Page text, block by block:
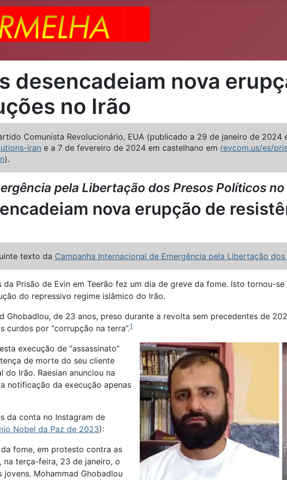
desencadeiam nova
no Irão
Comunista Revolucionário, EUA (publicado a 29 de janeiro de 2024
iran e a 7 de fevereiro de 2024 em castelhano em revcom.us/es/
).
pela Libertação dos Presos Políticos no
nova erupção de
texto da Campanha Internacional de Emergência pela Libertação
Prisão de Evin em Teerão fez um dia de greve da fome. Isto tornou-
do repressivo regime islâmico do Irão.
Ghobadlou, de 23 anos, preso durante a revolta sem precedentes de
curdos por “corrupção na terra”.1
execução de “assassinato”
de morte do seu cliente
Irão. Raesian anunciou na
notificação da execução apenas
da conta no Instagram de
Nobel da Paz de 2023):
fome, em protesto contra as
na terça-feira, 23 de janeiro, o
Mohammad Ghobadlou